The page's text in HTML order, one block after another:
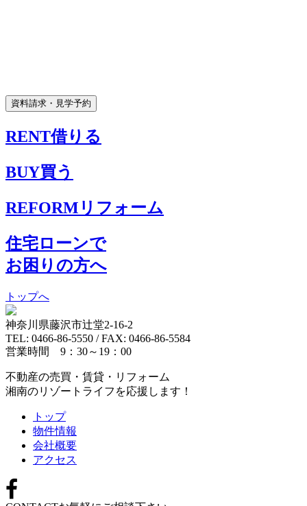
RENT借りる
BUY買う
REFORM リフォーム
住宅ローンで
お困りの方へ
トップへ
神奈川県藤沢市辻堂2-16-2
TEL: 0466-86-5550 / FAX: 0466-86-5584
営業時間 9：30～19：00
不動産の売買・賃貸・リフォーム
湘南のリゾートライフを応援します！
トップ
物件情報
会社概要
アクセス